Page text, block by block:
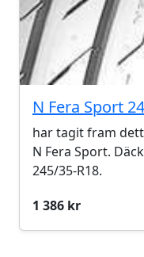
N Fera Sport
har tagit fram
N Fera Sport.
245/35-R18.
1 386 kr